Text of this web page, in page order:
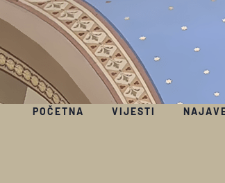
POČETNA VIJESTI